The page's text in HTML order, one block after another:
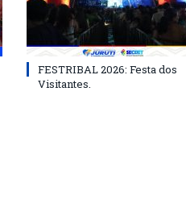
FESTRIBAL 2026: Festa dos
Visitantes.